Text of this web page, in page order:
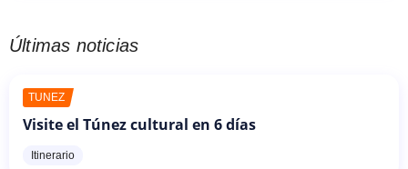
Últimas noticias
TÚNEZ
Visite el Túnez cultural en 6 días
Itinerario